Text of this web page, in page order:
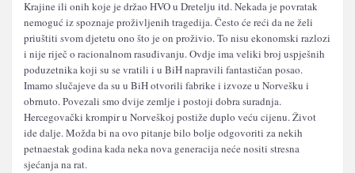
Krajine ili onih koje je držao HVO u Dretelju itd. Nekada je povratak
nemoguć iz spoznaje proživljenih tragedija. Često će reći da ne želi
priuštiti svom djetetu ono što je on proživio. To nisu ekonomski razlozi
i nije riječ o racionalnom rasuđivanju. Ovdje ima veliki broj uspješnih
poduzetnika koji su se vratili i u BiH napravili fantastičan posao.
Imamo slučajeve da su u BiH otvorili fabrike i izvoze u Norvešku i
obrnuto. Povezali smo dvije zemlje i postoji dobra suradnja.
Hercegovački krompir u Norveškoj postiže duplo veću cijenu. Život
ide dalje. Možda bi na ovo pitanje bilo bolje odgovoriti za nekih
petnaestak godina kada neka nova generacija neće nositi stresna
sjećanja na rat.